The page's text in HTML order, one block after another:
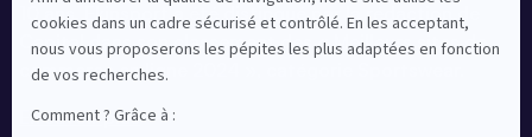
10 ans, Ekinsport a été distingué par la rédaction de
Capital dans son classement des « Meilleurs sites de
commerce en ligne 2024 », catégorie Sportswear.
En savoir plus